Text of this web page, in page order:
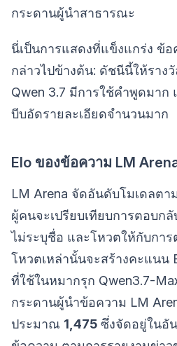
กระดานผู้นำสาธารณะ
นี่เป็นการแสดงที่แข็งแกร่ง ข้อ
กล่าวไปข้างต้น: ดัชนีนี้ให้ราง
Qwen 3.7 มีการใช้คำพูดมาก
บีบอัดรายละเอียดจำนวนมาก
Elo ของข้อความ LM
LM Arena จัดอันดับโมเดลต
ผู้คนจะเปรียบเทียบการตอบก
ไม่ระบุชื่อ และโหวตให้กับกา
โหวตเหล่านั้นจะสร้างคะแนน
ที่ใช้ในหมากรุก Qwen3.7-
กระดานผู้นำข้อความ LM
ประมาณ 1,475 ซึ่งจัดอยู่ในอั